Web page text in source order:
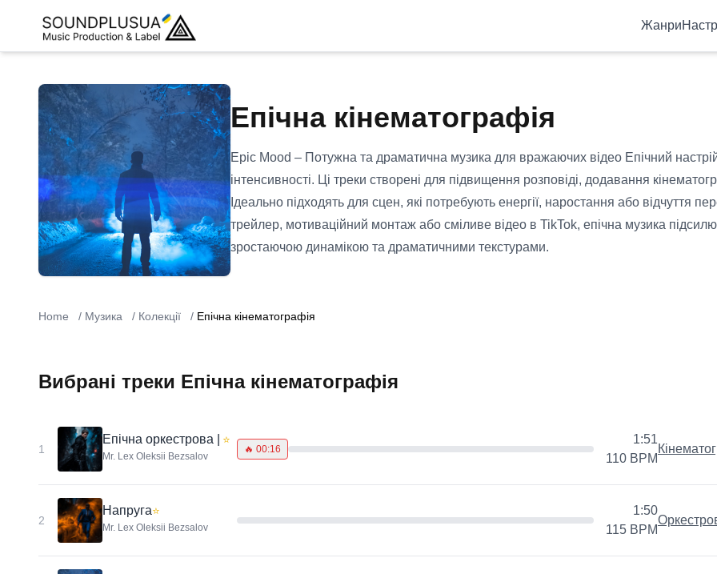
Жанри
Епічна кінематографія
Epic Mood – Потужна та драматична музика для вражаючих відео Епічний
інтенсивності. Ці треки створені для підвищення розповіді, додавання
Ідеально підходять для сцен, які потребують енергії, наростання або відчуття
трейлер, мотиваційний монтаж або сміливе відео в TikTok, епічна музика
зростаючою динамікою та драматичними текстурами.
Home / Музика / Колекції / Епічна кінематографія
Вибрані треки Епічна кінематографія
1
Епічна оркестрова | Кінематографічна напруга | Драматична
⭐
Mr. Lex Oleksii Bezsalov
🔥 00:16
1:51
110 BPM
2
Напруга⭐
Mr. Lex Oleksii Bezsalov
1:50
115 BPM